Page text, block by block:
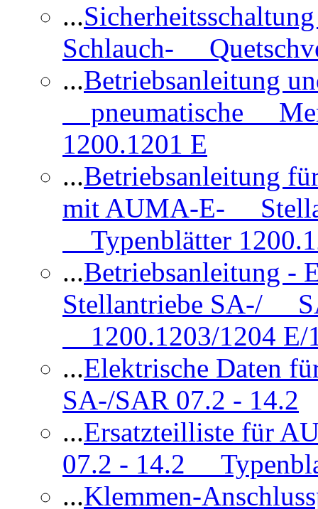
...
Schlauch-
...Betriebsanleitung
pneumatische
1200.1201 E
...Betriebsanleitung
mit AUMA-E-
Typenblätter
...Betriebsanleitung
Stellantriebe SA-/
1200.1203/1204 E/
...Elektrische Daten
SA-/SAR 07.2 - 14.2
...Ersatzteilliste für
07.2 - 14.2
...Klemmen-